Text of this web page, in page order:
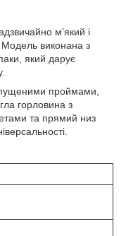
м’який і
Модель виконана з
який дарує
проймами,
горловина з
та прямий низ